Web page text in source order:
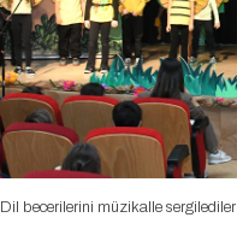
Dil becerilerini müzikalle sergilediler